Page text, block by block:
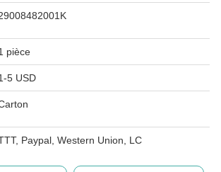
pièce
5 USD
Paypal, Western Union, LC